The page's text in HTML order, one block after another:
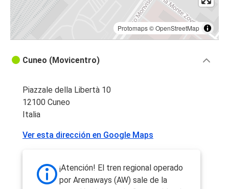
Protomaps©OpenStreetMap
Cuneo (Movicentro)
Piazzale della Libertà 10
12100 Cuneo
Italia
Ver esta dirección en Google Maps
¡Atención! El tren regional operado
por Arenaways (AW) sale de la